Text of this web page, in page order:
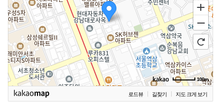
100m
로드뷰 길찾기 지도 크게 보기